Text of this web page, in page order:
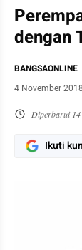
dengan
BANGSAONLINE
4 November
Diperbarui
Ikuti